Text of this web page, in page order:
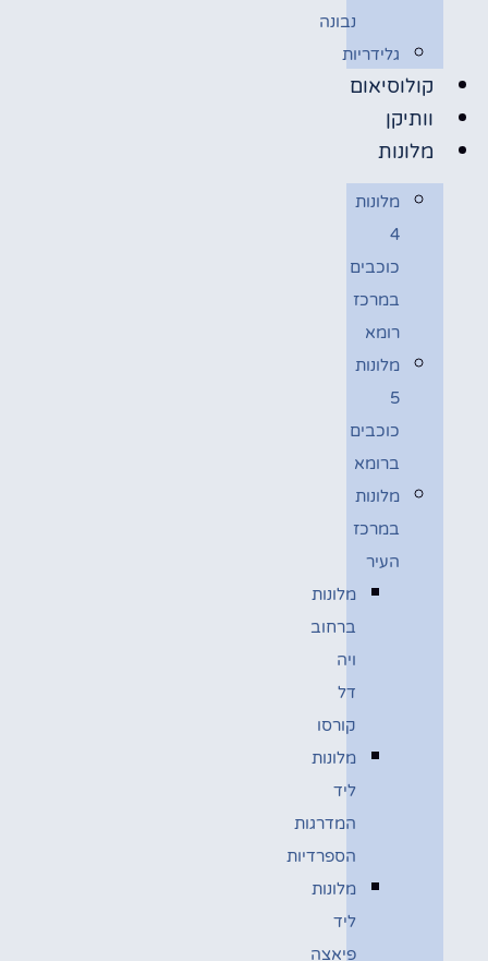
נבונה
גלידריות
קולוסיאום
וותיקן
מלונות
מלונות
4
כוכבים
במרכז
רומא
מלונות
5
כוכבים
ברומא
מלונות
במרכז
העיר
מלונות
ברחוב
ויה
דל
קורסו
מלונות
ליד
המדרגות
הספרדיות
מלונות
ליד
פיאצה